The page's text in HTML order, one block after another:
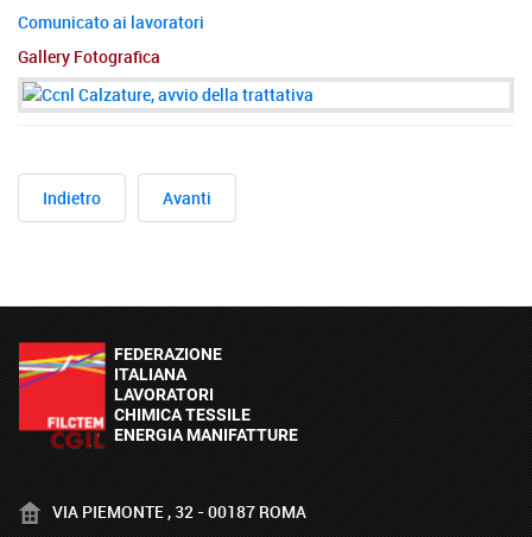
Comunicato ai lavoratori
Gallery Fotografica
Indietro Avanti
VIA PIEMONTE , 32 - 00187 ROMA